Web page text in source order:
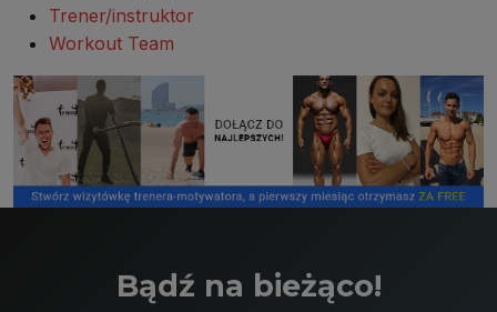
Trener/instruktor
Workout Team
Bądź na bieżąco!